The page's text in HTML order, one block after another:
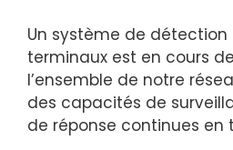
Un système de
terminaux est en cours
l’ensemble de notre
des capacités de
de réponse continues en